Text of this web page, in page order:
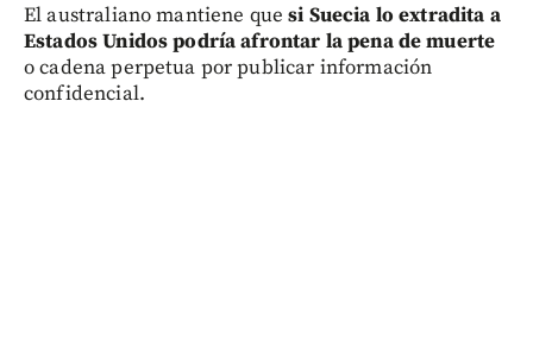
El australiano mantiene quesi Suecia lo extradita a
Estados Unidos podría afrontar la pena de muerte
o cadena perpetua por publicar información
confidencial.